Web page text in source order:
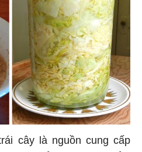
cây là nguồn cung cấp